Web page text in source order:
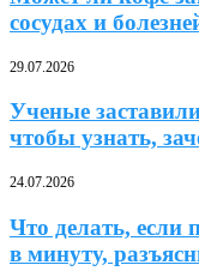
сосудах и
29.07.2026
Ученые
чтобы узнать,
24.07.2026
Что делать, если
в минуту,